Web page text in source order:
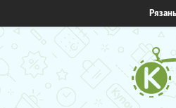
Рязань